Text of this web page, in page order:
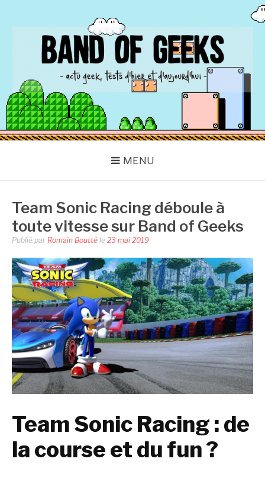
BAND OF GEEKS
Actu Geek d'hier et d'aujourd'hui
MENU
Team Sonic Racing déboule à
toute vitesse sur Band of Geeks
Publié par Romain Boutté le 23 mai 2019
Team Sonic Racing : de
la course et du fun ?